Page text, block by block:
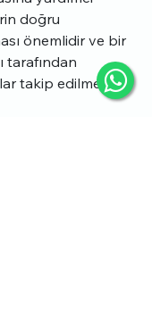
doğru
önemlidir ve bir
tarafından
takip edilmelidir.